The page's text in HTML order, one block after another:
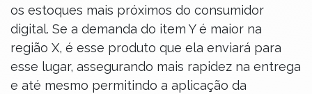
os estoques mais próximos do consumidor
digital. Se a demanda do item Y é maior na
região X, é esse produto que ela enviará para
esse lugar, assegurando mais rapidez na entrega
e até mesmo permitindo a aplicação da